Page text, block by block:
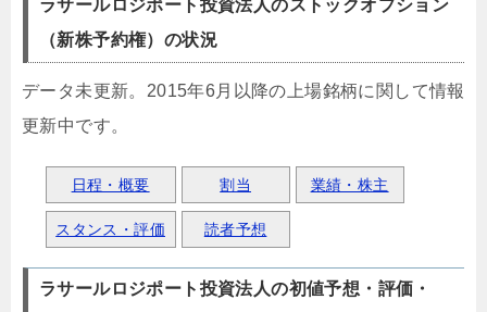
ラサールロジポート投資法人のストックオプション
（新株予約権）の状況
データ未更新。2015年6月以降の上場銘柄に関して情報
更新中です。
日程・概要 割当 業績・株主
スタンス・評価 読者予想
ラサールロジポート投資法人の初値予想・評価・